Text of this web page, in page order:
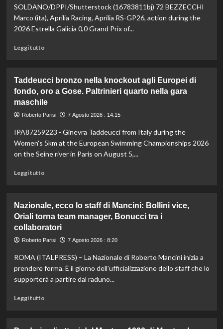
vetta:
anche
ad
del
mondo
SOLDANO/DPPI/Shutterstock (16783811bj) 72 BEZZECCHI
Marco (ita), Aprilia Racing, Aprilia RS-GP26, action during the
2026 Estrella Galicia 0,0 Grand Prix of...
Leggi tuttoLeggi
In
Gran
Bretagna
Bezzecchi
in
sella
ed
Practice
Taddeucci bronzo nella knockout agli Europei di
fondo, oro a Gose. Paltrinieri quarto nella gara
maschile
Roberto Parisi 7 Agosto 2026 : 14:15
IPA87259223 - Ginevra Taddeucci from Italy during the
Women's 5km at the European Swimming Championships 2026
on the Seine river in Paris on August 5,...
Leggi tuttoLeggi
Taddeucci
bronzo
nella
knockout
Europei
di
fondo,
Nazionale, ecco lo staff di Mancini: Bollini vice,
Oriali torna team manager, Bonucci tra i
collaboratori
Roberto Parisi 7 Agosto 2026 : 8:20
ROMA (ITALPRESS) – La Nazionale di Roberto Mancini inizia a
prendere forma. È il giorno dell’ufficializzazione dello staff che lo
supporterà a partire dal raduno...
Leggi tuttoLeggi